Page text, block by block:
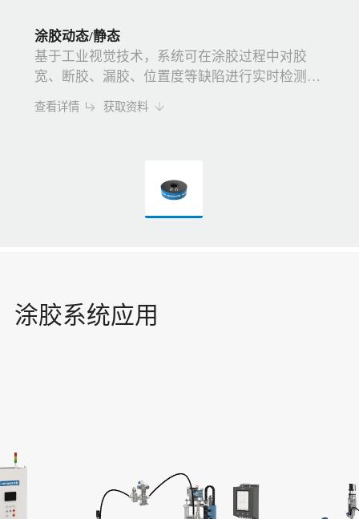
涂胶动态/静态
基于工业视觉技术，系统可在涂胶过程中对胶
宽、断胶、漏胶、位置度等缺陷进行实时检测，
实现在线质量监控与工艺优化，适用于自动化涂
胶产线。
查看详情 获取资料
涂胶系统应用